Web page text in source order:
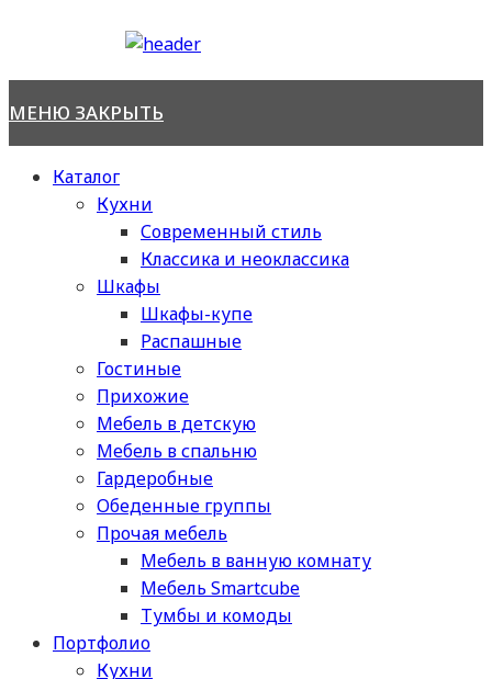
МЕНЮ ЗАКРЫТЬ
Каталог
Кухни
Современный стиль
Классика и неоклассика
Шкафы
Шкафы-купе
Распашные
Гостиные
Прихожие
Мебель в детскую
Мебель в спальню
Гардеробные
Обеденные группы
Прочая мебель
Мебель в ванную комнату
Мебель Smartcube
Тумбы и комоды
Портфолио
Кухни